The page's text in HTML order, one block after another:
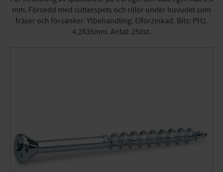
mm. Försedd med cutterspets och rillor under huvudet som
fräser och försänker. Ytbehandling: Elförzinkad. Bits: PH2.
4,2X35mm. Antal: 250st.